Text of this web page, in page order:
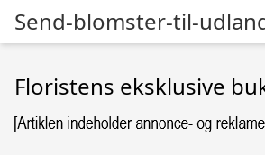
Send-blomster-til-
Floristens eksklusive